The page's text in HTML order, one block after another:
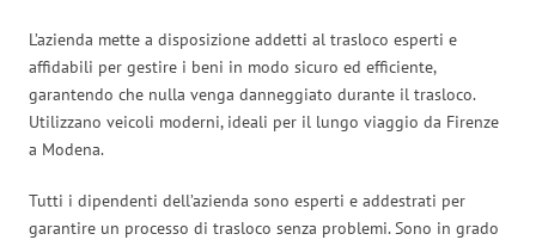
L’azienda mette a disposizione addetti al trasloco esperti e
affidabili per gestire i beni in modo sicuro ed efficiente,
garantendo che nulla venga danneggiato durante il trasloco.
Utilizzano veicoli moderni, ideali per il lungo viaggio da Firenze
a Modena.
Tutti i dipendenti dell’azienda sono esperti e addestrati per
garantire un processo di trasloco senza problemi. Sono in grado